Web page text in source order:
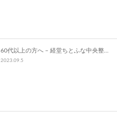
60代以上の方へ – 経堂ちとふな中央整…
2023.09.5